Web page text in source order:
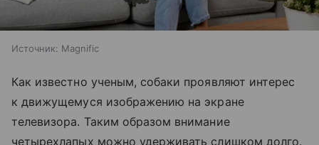
Источник: Magnific
Как известно ученым, собаки проявляют интерес
к движущемуся изображению на экране
телевизора. Таким образом внимание
четырехлапых можно удерживать слишком долго.